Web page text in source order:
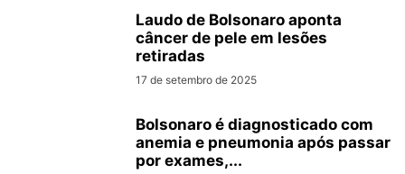
Laudo de Bolsonaro aponta
câncer de pele em lesões
retiradas
17 de setembro de 2025
Bolsonaro é diagnosticado com
anemia e pneumonia após passar
por exames,...